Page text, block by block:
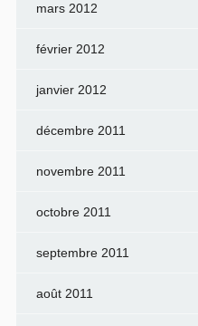
mars 2012
février 2012
janvier 2012
décembre 2011
novembre 2011
octobre 2011
septembre 2011
août 2011